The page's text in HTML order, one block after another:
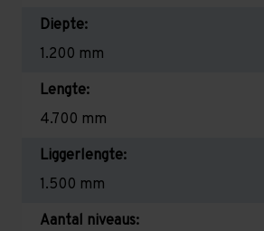
Diepte:
1.200 mm
Lengte:
4.700 mm
Liggerlengte:
1.500 mm
Aantal niveaus: